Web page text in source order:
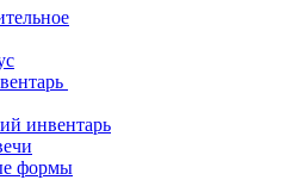
инвентарь
формы